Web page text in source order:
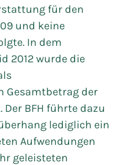
für den
und keine
In dem
2012 wurde die
Gesamtbetrag der
BFH führte dazu
lediglich ein
Aufwendungen
geleisteten